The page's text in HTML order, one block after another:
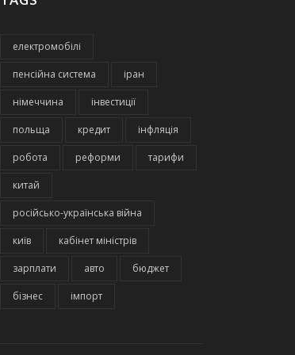
електромобілі
пенсійна система іран
німеччина інвестиції
польща кредит інфляція
робота реформи тарифи
китай
російсько-українська війна
київ кабінет міністрів
зарплати авто бюджет
бізнес імпорт